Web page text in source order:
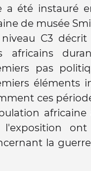
a été instauré
de musée
niveau C3
africains
pas
éléments
ces
africaine
l'exposition
la